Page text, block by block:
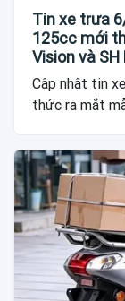
Tin xe trưa
125cc mới
Vision và SH
Cập nhật tin
thức ra mắt